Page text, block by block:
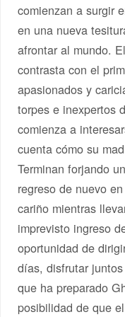
comienzan a surgir
en una nueva
afrontar al mundo.
contrasta con el
apasionados y
torpes e inexpertos
comienza a
cuenta cómo su
Terminan forjando
regreso de nuevo
cariño mientras
imprevisto ingreso
oportunidad de
días, disfrutar
que ha preparado
posibilidad de que